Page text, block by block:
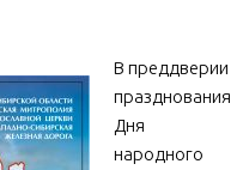
В преддверии
празднования
Дня
народного